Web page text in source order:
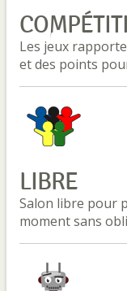
Les jeux
et des points
LIBRE
Salon libre pour
moment sans